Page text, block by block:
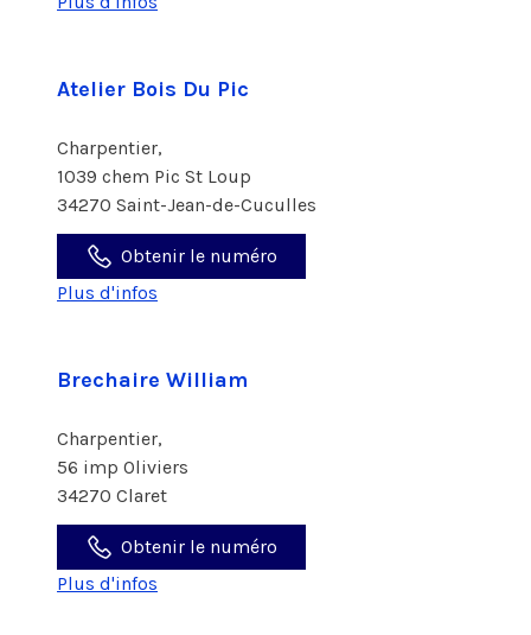
Atelier Bois Du Pic
Charpentier,
1039 chem Pic St Loup
34270 Saint-Jean-de-Cuculles
Obtenir le numéro
Plus d'infos
Brechaire William
Charpentier,
56 imp Oliviers
34270 Claret
Obtenir le numéro
Plus d'infos